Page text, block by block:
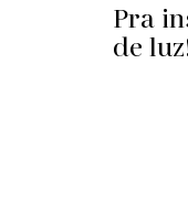
Pra
de